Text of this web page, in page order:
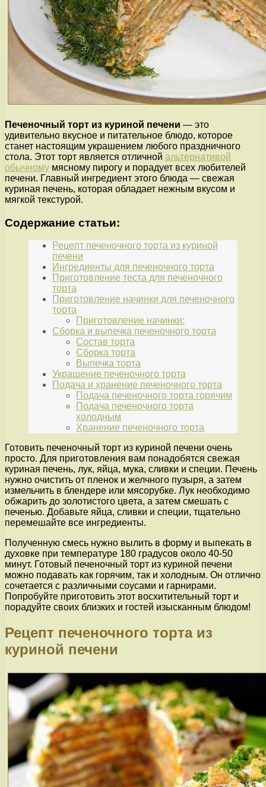
Печеночный торт из куриной печени — это
удивительно вкусное и питательное блюдо, которое
станет настоящим украшением любого праздничного
стола. Этот торт является отличной альтернативой
обычному мясному пирогу и порадует всех любителей
печени. Главный ингредиент этого блюда — свежая
куриная печень, которая обладает нежным вкусом и
мягкой текстурой.
Содержание статьи:
Рецепт печеночного торта из куриной
печени
Ингредиенты для печеночного торта
Приготовление теста для печеночного
торта
Приготовление начинки для печеночного
торта
Приготовление начинки:
Сборка и выпечка печеночного торта
Состав торта
Сборка торта
Выпечка торта
Украшение печеночного торта
Подача и хранение печеночного торта
Подача печеночного торта горячим
Подача печеночного торта
холодным
Хранение печеночного торта
Готовить печеночный торт из куриной печени очень
просто. Для приготовления вам понадобятся свежая
куриная печень, лук, яйца, мука, сливки и специи. Печень
нужно очистить от пленок и желчного пузыря, а затем
измельчить в блендере или мясорубке. Лук необходимо
обжарить до золотистого цвета, а затем смешать с
печенью. Добавьте яйца, сливки и специи, тщательно
перемешайте все ингредиенты.
Полученную смесь нужно вылить в форму и выпекать в
духовке при температуре 180 градусов около 40-50
минут. Готовый печеночный торт из куриной печени
можно подавать как горячим, так и холодным. Он отлично
сочетается с различными соусами и гарнирами.
Попробуйте приготовить этот восхитительный торт и
порадуйте своих близких и гостей изысканным блюдом!
Рецепт печеночного торта из
куриной печени